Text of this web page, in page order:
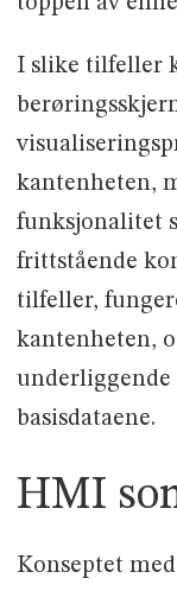
I slike tilfeller
kantenheten,
funksjonalitet
frittstående
tilfeller,
kantenheten,
underliggende
basisdataene.
HMI
Konseptet